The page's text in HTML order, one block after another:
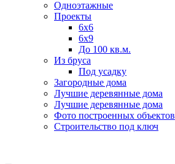
Одноэтажные
Проекты
6х6
6х9
До 100 кв.м.
Из бруса
Под усадку
Загородные дома
Лучшие деревянные дома
Лучшие деревянные дома
Фото построенных объектов
Строительство под ключ